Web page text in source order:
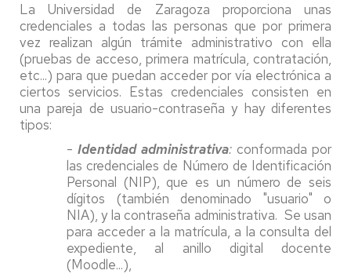
La Universidad de Zaragoza proporciona unas
credenciales a todas las personas que por primera
vez realizan algún trámite administrativo con ella
(pruebas de acceso, primera matrícula, contratación,
etc...) para que puedan acceder por vía electrónica a
ciertos servicios. Estas credenciales consisten en
una pareja de usuario-contraseña y hay diferentes
tipos:
- Identidad administrativa: conformada por
las credenciales de Número de Identificación
Personal (NIP), que es un número de seis
dígitos (también denominado "usuario" o
NIA), y la contraseña administrativa. Se usan
para acceder a la matrícula, a la consulta del
expediente, al anillo digital docente
(Moodle...),